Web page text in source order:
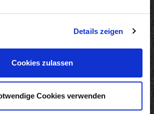
Details zeigen
Cookies zulassen
Cookies verwenden